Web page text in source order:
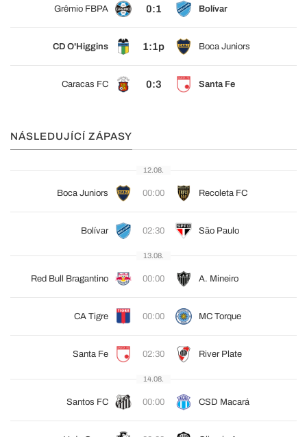
Grêmio FBPA 0:1 Bolívar
CD O'Higgins 1:1p Boca Juniors
Caracas FC 0:3 Santa Fe
NÁSLEDUJÍCÍ ZÁPASY
12.08.
Boca Juniors 00:00 Recoleta FC
Bolívar 02:30 São Paulo
13.08.
Red Bull Bragantino 00:00 A. Mineiro
CA Tigre 00:00 MC Torque
Santa Fe 02:30 River Plate
14.08.
Santos FC 00:00 CSD Macará